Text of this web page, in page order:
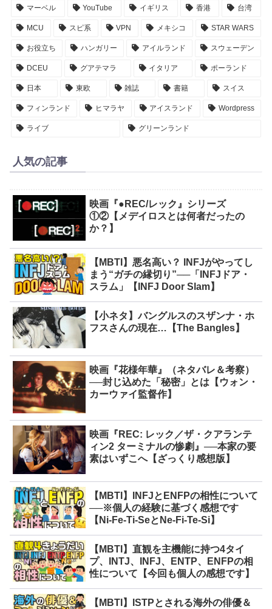
マーベル YouTube イギリス 香港 台湾
MCU スピ系 VPN メキシコ STAR WARS
お役立ち ハンガリー アイルランド スウェーデン
DCEU グアテマラ イタリア ポーランド
日本 東欧 雑誌 書籍 スイス
フィンランド ヒマラヤ アイスランド Wordpress
ライブ グリーンランド
人気の記事
映画『●REC/レック』シリーズ
①②【メデイロスとは何者だったの
か？】
【MBTI】悪名高い？ INFJがやってし
まう“ガチの縁切り”──「INFJドア・
スラム」【INFJ Door Slam】
【小ネタ】バングルスのスザンナ・ホ
フスさんの現在…【The Bangles】
映画『花様年華』（ネタバレ＆考察）
──封じ込めた「秘密」とは【ウォン・
カーウァイ監督作】
映画『REC: レック／ザ・クアランテ
ィン2 ターミナルの惨劇』──本家の要
素はいずこへ【ざっくり感想版】
【MBTI】INFJとENFPの相性について
──※個人の経験に基づく感想です
【Ni-Fe-Ti-SeとNe-Fi-Te-Si】
【MBTI】直観を主機能に持つ4タイ
プ、INTJ、INFJ、ENTP、ENFPの相
性について【今回も個人の感想です】
【MBTI】ISTPとされる海外の俳優＆